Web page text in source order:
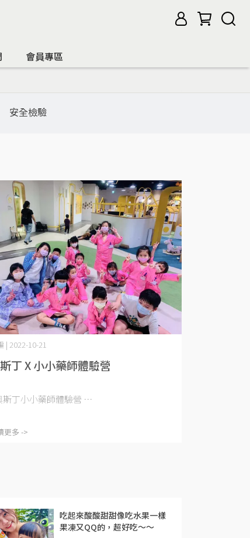
會員專區
安全檢驗
丁 X 小小藥師體驗營
| 2022-10-21
斯丁小小藥師體驗營 ⋯
更多 ->
吃起來酸酸甜甜像吃水果一樣
果凍又QQ的，超好吃～～